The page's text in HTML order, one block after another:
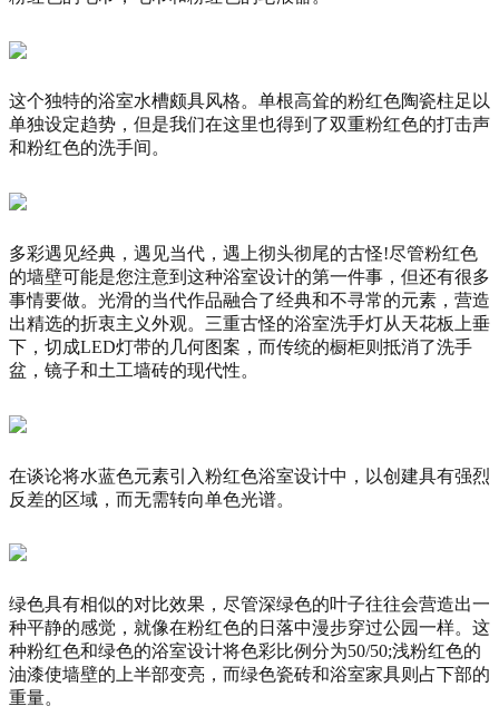
这个独特的浴室水槽颇具风格。 单根高耸的粉红色陶瓷柱足以
单独设定趋势，但是我们在这里也得到了双重粉红色的打击声
和粉红色的洗手间。
多彩遇见经典，遇见当代，遇上彻头彻尾的古怪!尽管粉红色
的墙壁可能是您注意到这种浴室设计的第一件事，但还有很多
事情要做。 光滑的当代作品融合了经典和不寻常的元素，营造
出精选的折衷主义外观。 三重古怪的浴室洗手灯从天花板上垂
下，切成LED灯带的几何图案，而传统的橱柜则抵消了洗手
盆，镜子和土工墙砖的现代性。
在谈论将水蓝色元素引入粉红色浴室设计中，以创建具有强烈
反差的区域，而无需转向单色光谱。
绿色具有相似的对比效果，尽管深绿色的叶子往往会营造出一
种平静的感觉，就像在粉红色的日落中漫步穿过公园一样。 这
种粉红色和绿色的浴室设计将色彩比例分为50/50;浅粉红色的
油漆使墙壁的上半部变亮，而绿色瓷砖和浴室家具则占下部的
重量。